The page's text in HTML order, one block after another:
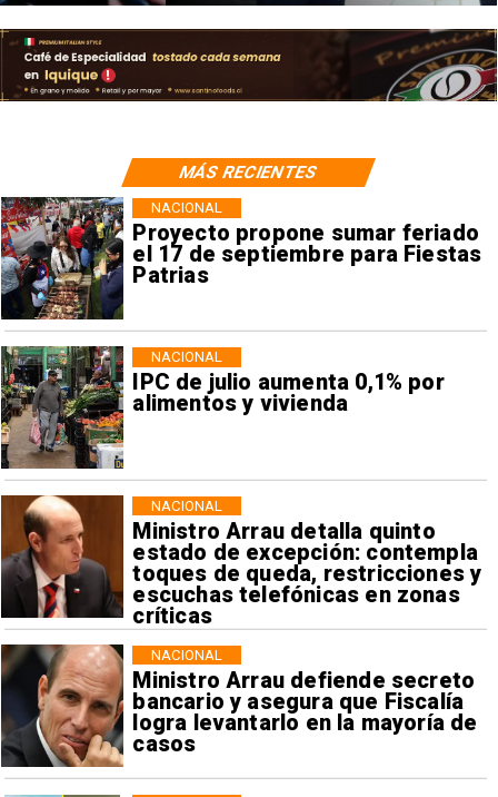
Proyecto propone sumar feriado
el 17 de septiembre para Fiestas
Patrias
NACIONAL
IPC de julio aumenta 0,1% por
alimentos y vivienda
NACIONAL
Ministro Arrau detalla quinto
estado de excepción: contempla
toques de queda, restricciones y
escuchas telefónicas en zonas
críticas
NACIONAL
Ministro Arrau defiende secreto
bancario y asegura que Fiscalía
logra levantarlo en la mayoría de
casos
NACIONAL
MÁS RECIENTES